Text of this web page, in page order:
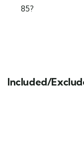
85?
Included/